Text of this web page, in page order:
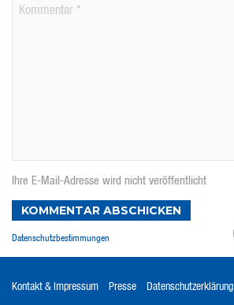
Ihre E-Mail-Adresse wird nicht veröffentlicht
KOMMENTAR ABSCHICKEN
Datenschutzbestimmungen
Kontakt & Impressum Presse Datenschutzerklärung